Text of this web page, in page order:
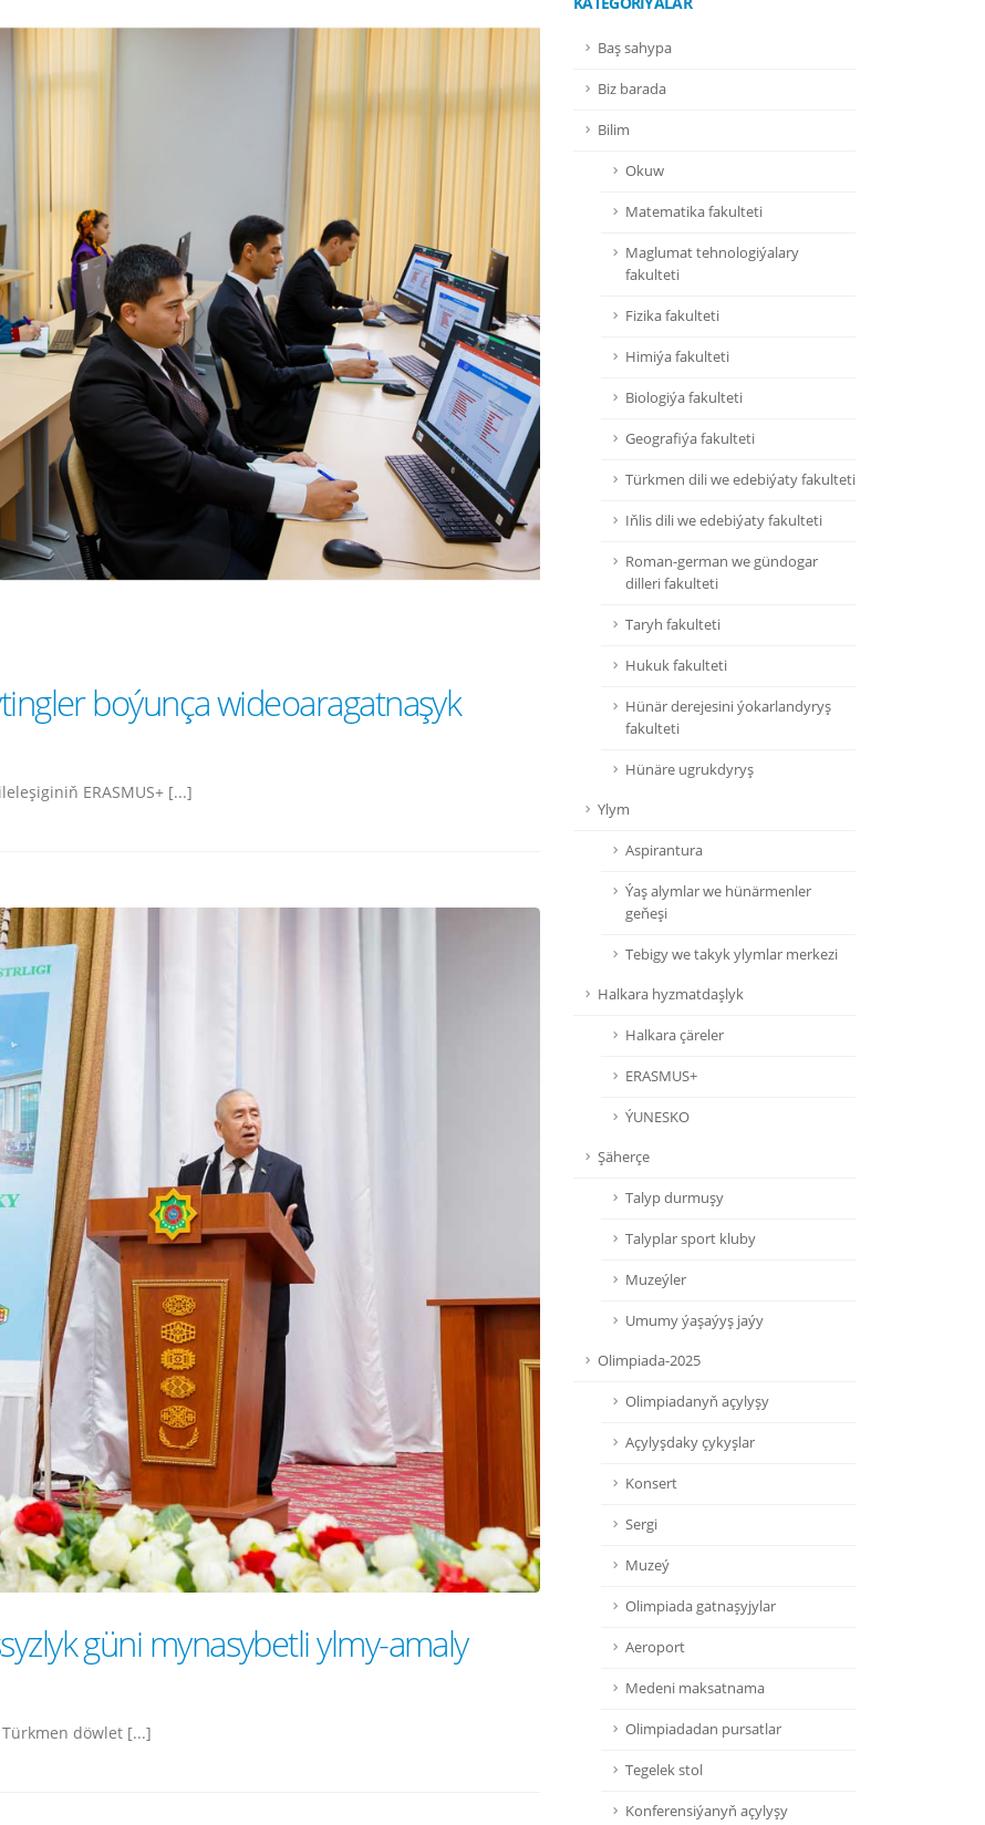
boýunça wideoaragatnaşyk
ERASMUS+ [...]
güni mynasybetli ylmy-amaly
döwlet [...]
Baş sahypa
Biz barada
Bilim
Okuw
Matematika fakulteti
Maglumat tehnologiýalary
fakulteti
Fizika fakulteti
Himiýa fakulteti
Biologiýa fakulteti
Geografiýa fakulteti
Türkmen dili we edebiýaty fakulteti
Iňlis dili we edebiýaty fakulteti
Roman-german we gündogar
dilleri fakulteti
Taryh fakulteti
Hukuk fakulteti
Hünär derejesini ýokarlandyryş
fakulteti
Hünäre ugrukdyryş
Ylym
Aspirantura
Ýaş alymlar we hünärmenler
geňeşi
Tebigy we takyk ylymlar merkezi
Halkara hyzmatdaşlyk
Halkara çäreler
ERASMUS+
ÝUNESKO
Şäherçe
Talyp durmuşy
Talyplar sport kluby
Muzeýler
Umumy ýaşaýyş jaýy
Olimpiada-2025
Olimpiadanyň açylyşy
Açylyşdaky çykyşlar
Konsert
Sergi
Muzeý
Olimpiada gatnaşyjylar
Aeroport
Medeni maksatnama
Olimpiadadan pursatlar
Tegelek stol
Konferensiýanyň açylyşy